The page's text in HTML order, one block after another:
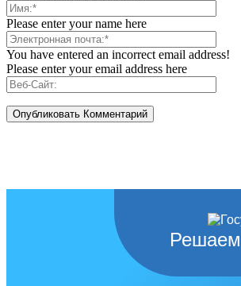
Please enter your name here
You have entered an incorrect email address!
Please enter your email address here